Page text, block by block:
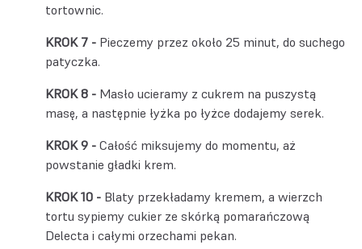
tortownic.
Pieczemy przez około 25 minut, do suchego
patyczka.
Masło ucieramy z cukrem na puszystą
masę, a następnie łyżka po łyżce dodajemy serek.
Całość miksujemy do momentu, aż
powstanie gładki krem.
Blaty przekładamy kremem, a wierzch
tortu sypiemy cukier ze skórką pomarańczową
Delecta i całymi orzechami pekan.